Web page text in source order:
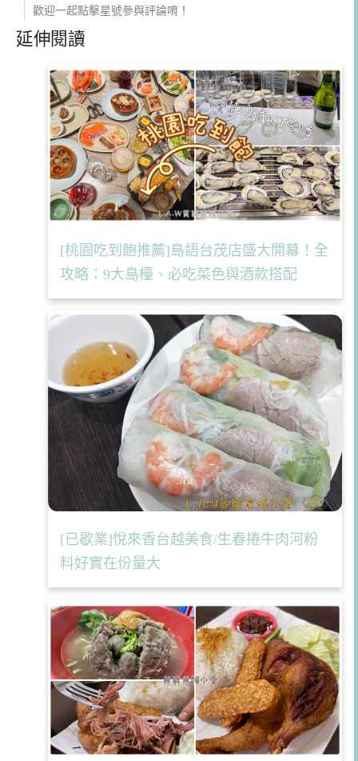
歡迎一起點擊星號參與評論唷！
延伸閱讀
[桃園吃到飽推薦]島語台茂店盛大開幕！全
攻略：9大島檯、必吃菜色與酒款搭配
[已歇業]悅來香台越美食/生春捲牛肉河粉
料好實在份量大